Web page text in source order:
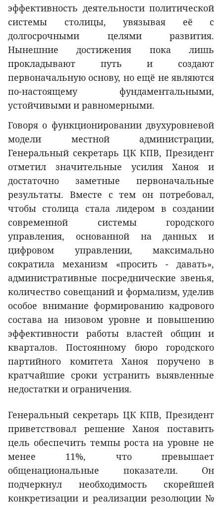
эффективность деятельности политической
системы столицы, увязывая её с
долгосрочными целями развития.
Нынешние достижения пока лишь
прокладывают путь и создают
первоначальную основу, но ещё не являются
по-настоящему фундаментальными,
устойчивыми и равномерными.
Говоря о функционировании двухуровневой
модели местной администрации,
Генеральный секретарь ЦК КПВ, Президент
отметил значительные усилия Ханоя и
достаточно заметные первоначальные
результаты. Вместе с тем он потребовал,
чтобы столица стала лидером в создании
современной системы городского
управления, основанной на данных и
цифровом управлении, максимально
сократила механизм «просить - давать»,
административные посреднические звенья,
количество совещаний и формализм, уделив
особое внимание формированию кадрового
состава на низовом уровне и повышению
эффективности работы властей общин и
кварталов. Постоянному бюро городского
партийного комитета Ханоя поручено в
кратчайшие сроки устранить выявленные
недостатки и ограничения.
Генеральный секретарь ЦК КПВ, Президент
приветствовал решение Ханоя поставить
цель обеспечить темпы роста на уровне не
менее 11%, что превышает
общенациональные показатели. Он
подчеркнул необходимость скорейшей
конкретизации и реализации резолюции №